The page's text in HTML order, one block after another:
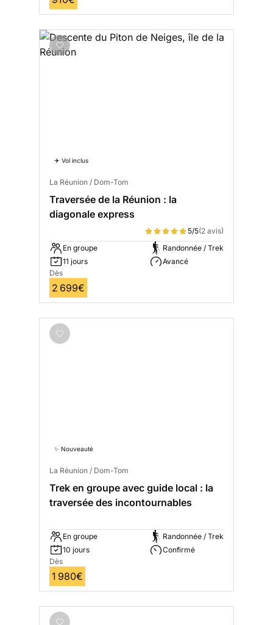
✈️ Vol inclus
La Réunion / Dom-Tom
Traversée de la Réunion : la
diagonale express
5/5(2 avis)
En groupe
11 jours
Randonnée / Trek
Avancé
Dès
2 699€
✨ Nouveauté
La Réunion / Dom-Tom
Trek en groupe avec guide local : la
traversée des incontournables
En groupe
10 jours
Randonnée / Trek
Confirmé
Dès
1 980€